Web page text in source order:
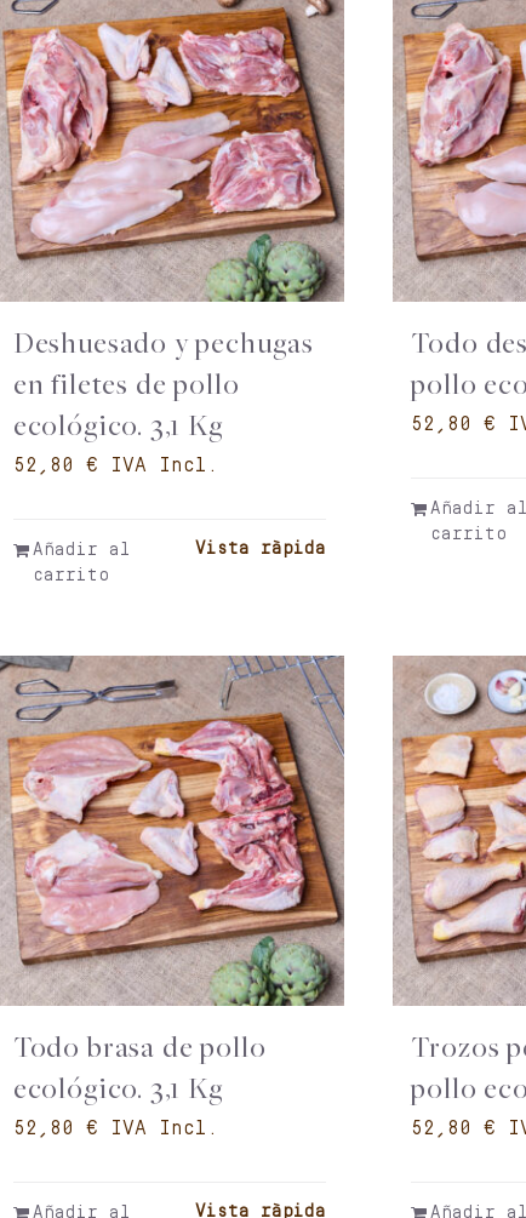
Deshuesado y pechugas
en filetes de pollo
ecológico. 3,1 Kg
€
Añadir al
carrito
Vista ràpida
Todo
pollo
€
Añadir al
carrito
Todo brasa de pollo
ecológico. 3,1 Kg
€
Añadir al Vista ràpida
Trozos
pollo
€
Añadir al